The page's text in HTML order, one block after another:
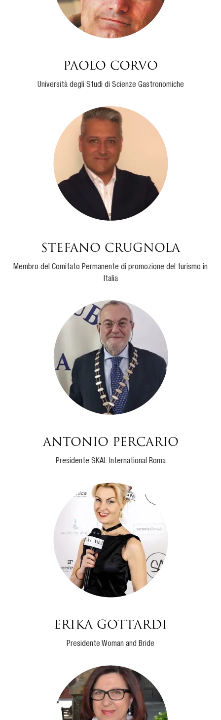
Paolo Corvo
Università degli Studi di Scienze Gastronomiche
Stefano Crugnola
Membro del Comitato Permanente di promozione del turismo in
Italia
Antonio Percario
Presidente SKAL International Roma
ERIKA GOTTARDI
Presidente Woman and Bride